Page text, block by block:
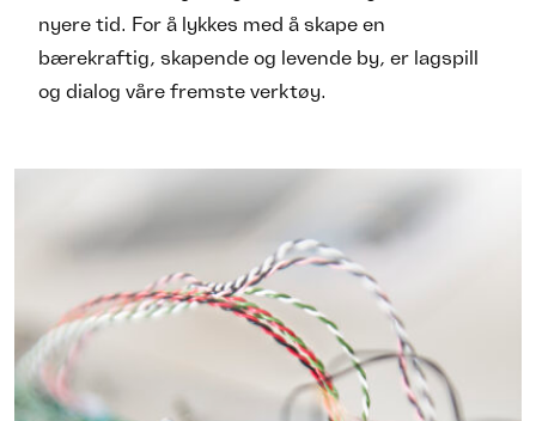
nyere tid. For å lykkes med å skape en
bærekraftig, skapende og levende by, er lagspill
og dialog våre fremste verktøy.